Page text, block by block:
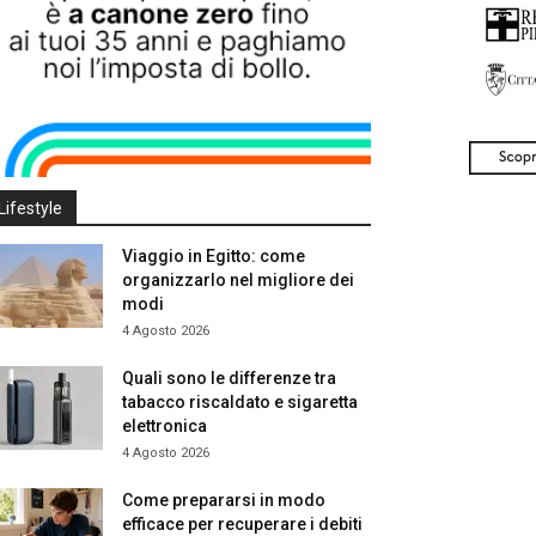
Viaggio in Egitto: come
organizzarlo nel migliore dei
modi
4 Agosto 2026
Quali sono le differenze tra
tabacco riscaldato e sigaretta
elettronica
4 Agosto 2026
Come prepararsi in modo
efficace per recuperare i debiti